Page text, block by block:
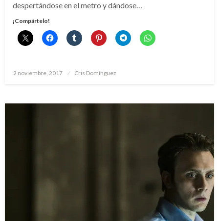
despertándose en el metro y dándose…
¡Compártelo!
Publicado
2 noviembre, 2017 Cris Domínguez